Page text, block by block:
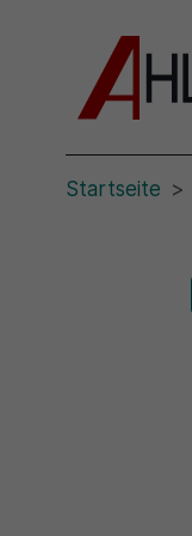
Startseite